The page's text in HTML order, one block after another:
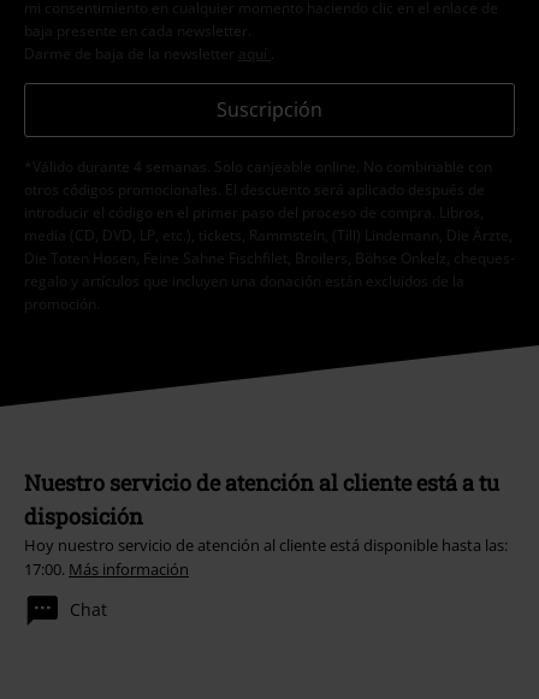
mi consentimiento en cualquier momento haciendo clic en el enlace de
baja presente en cada newsletter.
Darme de baja de la newsletter
aquí
Suscripción
*Válido durante 4 semanas. Solo canjeable online. No combinable con
otros códigos promocionales. El descuento será aplicado después de
introducir el código en el primer paso del proceso de compra. Libros,
media (CD, DVD, LP, etc.), tickets, Rammstein, (Till) Lindemann, Die Ärzte,
Die Toten Hosen, Feine Sahne Fischfilet, Broilers, Böhse Onkelz, cheques-
regalo y artículos que incluyen una donación están excluidos de la
promoción.
Nuestro servicio de atención al cliente está a tu
disposición
Hoy nuestro servicio de atención al cliente está disponible hasta las:
17:00. Más información
Chat